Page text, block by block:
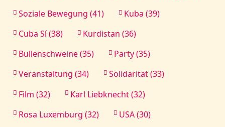
Soziale Bewegung (41)
Kuba (39)
Cuba Sí (38)
Kurdistan (36)
Bullenschweine (35)
Party (35)
Veranstaltung (34)
Solidarität (33)
Film (32)
Karl Liebknecht (32)
Rosa Luxemburg (32)
USA (30)